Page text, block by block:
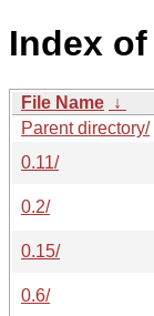
Index
File Name ↓
Parent directory/
0.11/
0.2/
0.15/
0.6/